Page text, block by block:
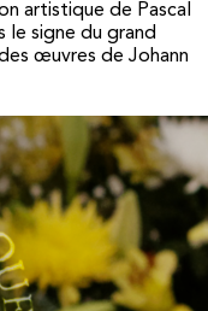
artistique de Pascal
le signe du grand
œuvres de Johann